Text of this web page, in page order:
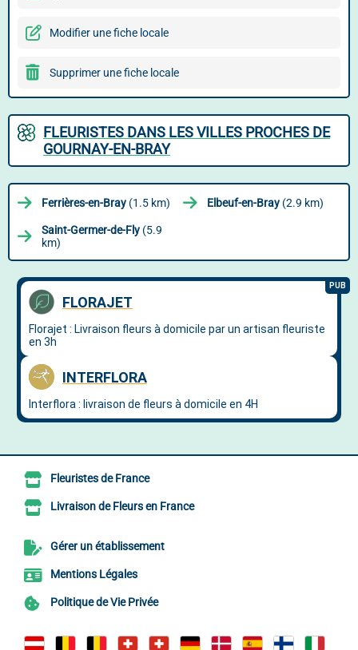
Modifier une fiche locale
Supprimer une fiche locale
FLEURISTES DANS LES VILLES PROCHES DE
GOURNAY-EN-BRAY
Ferrières-en-Bray (1.5 km) Elbeuf-en-Bray (2.9 km)
Saint-Germer-de-Fly (5.9
km)
Fleuristes de France
Livraison de Fleurs en France
Gérer un établissement
Mentions Légales
Politique de Vie Privée